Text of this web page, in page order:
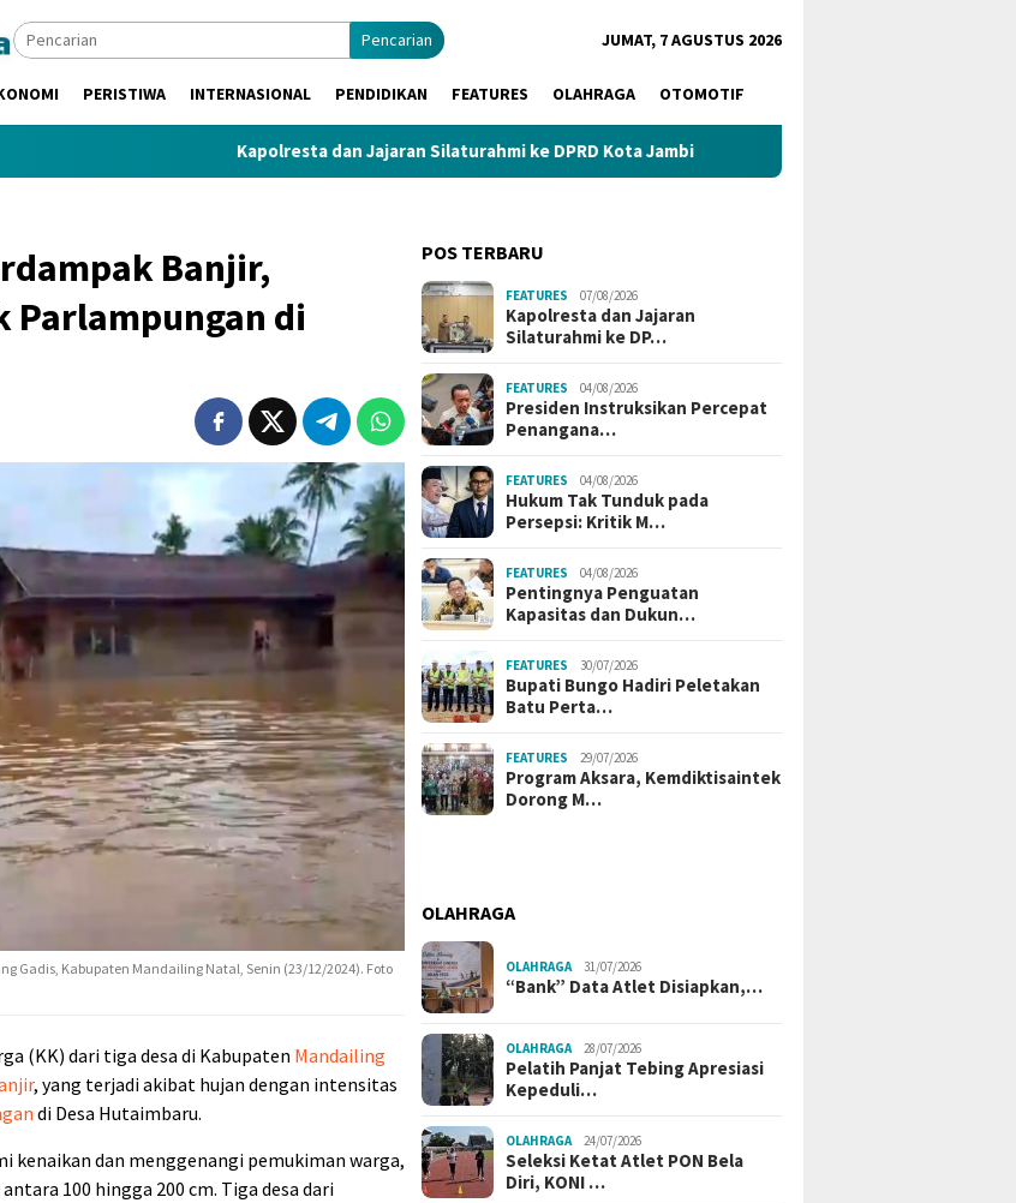
Pencarian JUMAT, 7 AGUSTUS 2026
PERISTIWA INTERNASIONAL PENDIDIKAN FEATURES OLAHRAGA OTOMOTIF
Kapolresta dan Jajaran Silaturahmi ke DPRD Kota Jambi Sekolah Benteng Awal Cegah IRET, TCC,
Banjir,
Parlampungan di
Gadis, Kabupaten Mandailing Natal, Senin (23/12/2024). Foto
(KK) dari tiga desa di Kabupaten Mandailing
, yang terjadi akibat hujan dengan intensitas
di Desa Hutaimbaru.
kenaikan dan menggenangi pemukiman warga,
100 hingga 200 cm. Tiga desa dari
POS TERBARU
FEATURES 07/08/2026
Kapolresta dan Jajaran
Silaturahmi ke DP…
FEATURES 04/08/2026
Presiden Instruksikan Percepat
Penangana…
FEATURES 04/08/2026
Hukum Tak Tunduk pada
Persepsi: Kritik M…
FEATURES 04/08/2026
Pentingnya Penguatan
Kapasitas dan Dukun…
FEATURES 30/07/2026
Bupati Bungo Hadiri Peletakan
Batu Perta…
FEATURES 29/07/2026
Program Aksara, Kemdiktisaintek
Dorong M…
OLAHRAGA
OLAHRAGA 31/07/2026
“Bank” Data Atlet Disiapkan,…
OLAHRAGA 28/07/2026
Pelatih Panjat Tebing Apresiasi
Kepeduli…
OLAHRAGA 24/07/2026
Seleksi Ketat Atlet PON Bela
Diri, KONI …